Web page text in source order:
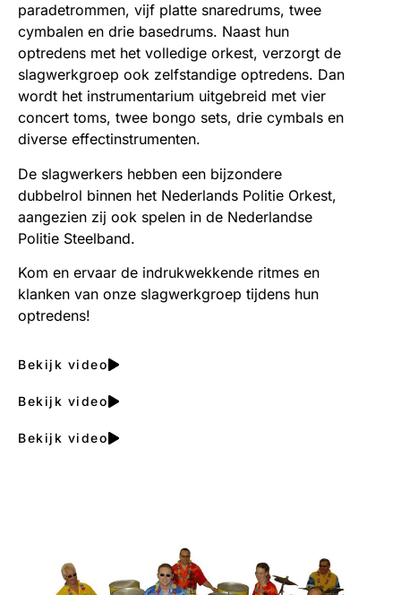
paradetrommen, vijf platte snaredrums, twee
cymbalen en drie basedrums. Naast hun
optredens met het volledige orkest, verzorgt de
slagwerkgroep ook zelfstandige optredens. Dan
wordt het instrumentarium uitgebreid met vier
concert toms, twee bongo sets, drie cymbals en
diverse effectinstrumenten.
De slagwerkers hebben een bijzondere
dubbelrol binnen het Nederlands Politie Orkest,
aangezien zij ook spelen in de Nederlandse
Politie Steelband.
Kom en ervaar de indrukwekkende ritmes en
klanken van onze slagwerkgroep tijdens hun
optredens!
Bekijk video
Bekijk video
Bekijk video